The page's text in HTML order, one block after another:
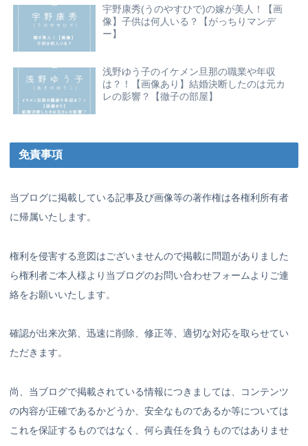
宇野康秀(うのやすひで)の嫁が美人！【画
像】子供は何人いる？【がっちりマンデ
ー】
浅野ゆう子のイケメン旦那の職業や年収
は？！【画像あり】結婚決断したのは元カ
レの影響？【徹子の部屋】
免責事項
当ブログに掲載している記事及び画像等の著作権は各権利所有者
に帰属いたします。
権利を侵害する意図はございませんので掲載に問題がありました
ら権利者ご本人様より当ブログのお問い合わせフォームよりご連
絡をお願いいたします。
確認が出来次第、迅速に削除、修正等、適切な対応を取らせてい
ただきます。
尚、当ブログで掲載されている情報につきましては、コンテンツ
の内容が正確であるかどうか、安全なものであるか等については
これを保証するものではなく、何ら責任を負うものではありませ